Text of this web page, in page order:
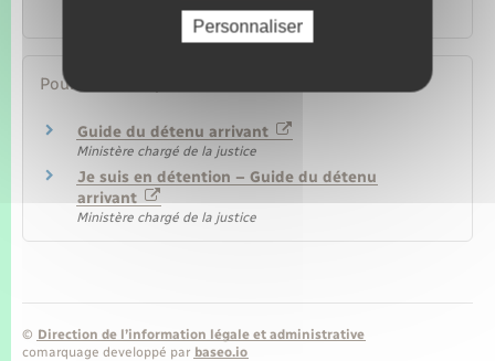
Pour en savoir plus
Guide du détenu arrivant
Ministère chargé de la justice
Je suis en détention – Guide du détenu
arrivant
Ministère chargé de la justice
© Direction de l’information légale et administrative
comarquage developpé par baseo.io
Personnaliser